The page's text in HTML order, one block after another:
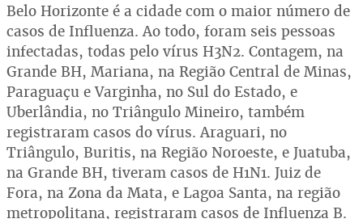
Belo Horizonte é a cidade com o maior número de
casos de Influenza. Ao todo, foram seis pessoas
infectadas, todas pelo vírus H3N2. Contagem, na
Grande BH, Mariana, na Região Central de Minas,
Paraguaçu e Varginha, no Sul do Estado, e
Uberlândia, no Triângulo Mineiro, também
registraram casos do vírus. Araguari, no
Triângulo, Buritis, na Região Noroeste, e Juatuba,
na Grande BH, tiveram casos de H1N1. Juiz de
Fora, na Zona da Mata, e Lagoa Santa, na região
metropolitana, registraram casos de Influenza B.